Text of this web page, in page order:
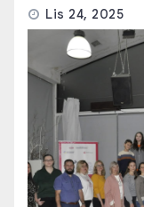
Lis 24, 2025